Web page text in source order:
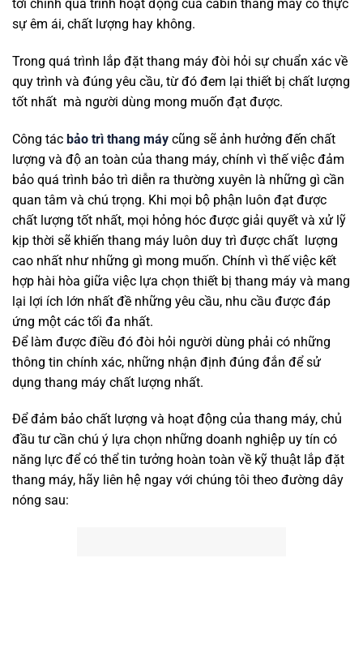
tới chính quá trình hoạt động của cabin thang máy có thực
sự êm ái, chất lượng hay không.
Trong quá trình lắp đặt thang máy đòi hỏi sự chuẩn xác về
quy trình và đúng yêu cầu, từ đó đem lại thiết bị chất lượng
tốt nhất mà người dùng mong muốn đạt được.
Công tác bảo trì thang máy cũng sẽ ảnh hưởng đến chất
lượng và độ an toàn của thang máy, chính vì thế việc đảm
bảo quá trình bảo trì diễn ra thường xuyên là những gì cần
quan tâm và chú trọng. Khi mọi bộ phận luôn đạt được
chất lượng tốt nhất, mọi hỏng hóc được giải quyết và xử lỹ
kịp thời sẽ khiến thang máy luôn duy trì được chất lượng
cao nhất như những gì mong muốn. Chính vì thế việc kết
hợp hài hòa giữa việc lựa chọn thiết bị thang máy và mang
lại lợi ích lớn nhất đề những yêu cầu, nhu cầu được đáp
ứng một các tối đa nhất.
Để làm được điều đó đòi hỏi người dùng phải có những
thông tin chính xác, những nhận định đúng đắn để sử
dụng thang máy chất lượng nhất.
Để đảm bảo chất lượng và hoạt động của thang máy, chủ
đầu tư cần chú ý lựa chọn những doanh nghiệp uy tín có
năng lực để có thể tin tưởng hoàn toàn về kỹ thuật lắp đặt
thang máy, hãy liên hệ ngay với chúng tôi theo đường dây
nóng sau: